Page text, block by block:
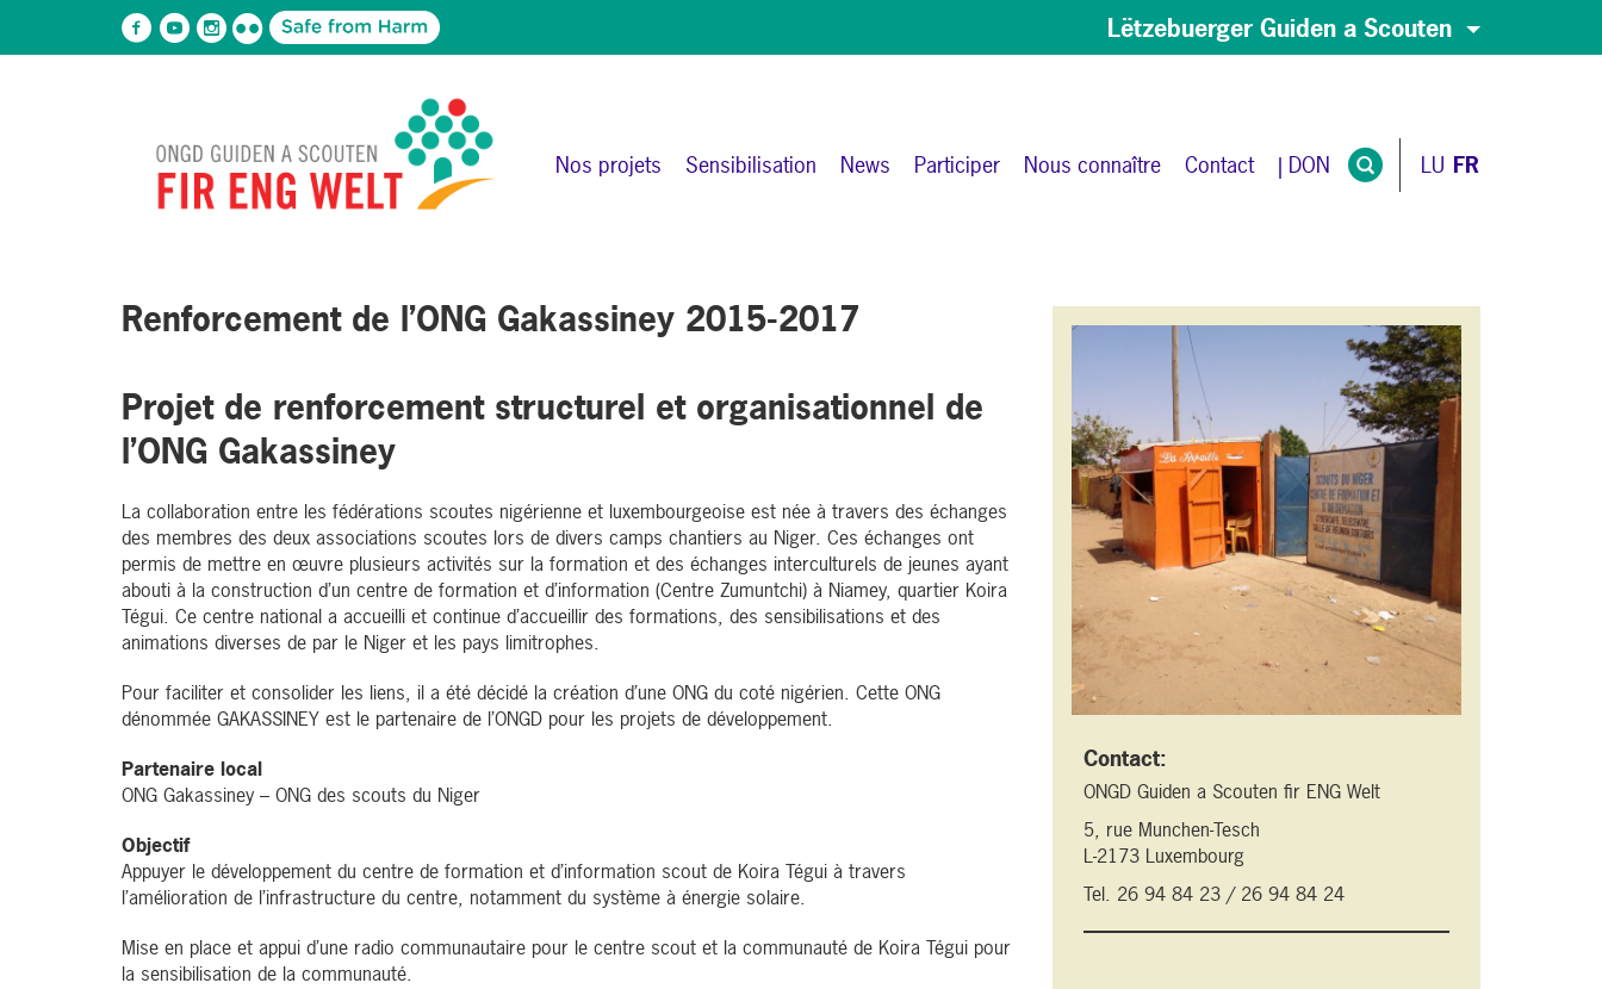
Lëtzebuerger Guiden a Scouten
Nos projets Sensibilisation News Participer Nous connaître Contact | DON LU FR
Renforcement de l’ONG Gakassiney 2015-2017
Projet de renforcement structurel et organisationnel de
l’ONG Gakassiney
La collaboration entre les fédérations scoutes nigérienne et luxembourgeoise est née à travers des échanges
des membres des deux associations scoutes lors de divers camps chantiers au Niger. Ces échanges ont
permis de mettre en œuvre plusieurs activités sur la formation et des échanges interculturels de jeunes ayant
abouti à la construction d’un centre de formation et d’information (Centre Zumuntchi) à Niamey, quartier Koira
Tégui. Ce centre national a accueilli et continue d’accueillir des formations, des sensibilisations et des
animations diverses de par le Niger et les pays limitrophes.
Pour faciliter et consolider les liens, il a été décidé la création d’une ONG du coté nigérien. Cette ONG
dénommée GAKASSINEY est le partenaire de l’ONGD pour les projets de développement.
Partenaire local
ONG Gakassiney – ONG des scouts du Niger
Objectif
Appuyer le développement du centre de formation et d’information scout de Koira Tégui à travers
l’amélioration de l’infrastructure du centre, notamment du système à énergie solaire.
Mise en place et appui d’une radio communautaire pour le centre scout et la communauté de Koira Tégui pour
la sensibilisation de la communauté.
Contact:
ONGD Guiden a Scouten fir ENG Welt
5, rue Munchen-Tesch
L-2173 Luxembourg
Tel. 26 94 84 23 / 26 94 84 24